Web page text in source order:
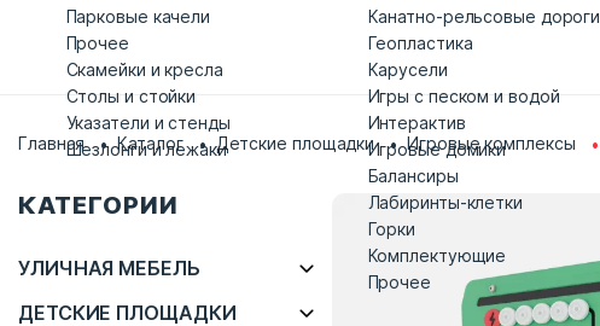
Парковые качели
Прочее
Скамейки и кресла
Столы и стойки
Указатели и стенды
Шезлонги и лежаки
Канатно-рельсовые дороги
Геопластика
Карусели
Игры с песком и водой
Интерактив
Игровые домики
Балансиры
Лабиринты-клетки
Горки
Комплектующие
Прочее
Главная Каталог Детские площадки Игровые комплексы
КАТЕГОРИИ
УЛИЧНАЯ МЕБЕЛЬ
ДЕТСКИЕ ПЛОЩАДКИ